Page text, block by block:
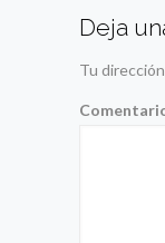
Deja
Tu